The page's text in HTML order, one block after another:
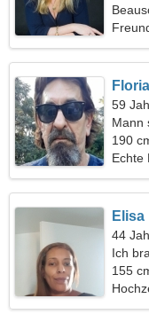
59
Mann
190
Echte
Elisa
44
Ich
155